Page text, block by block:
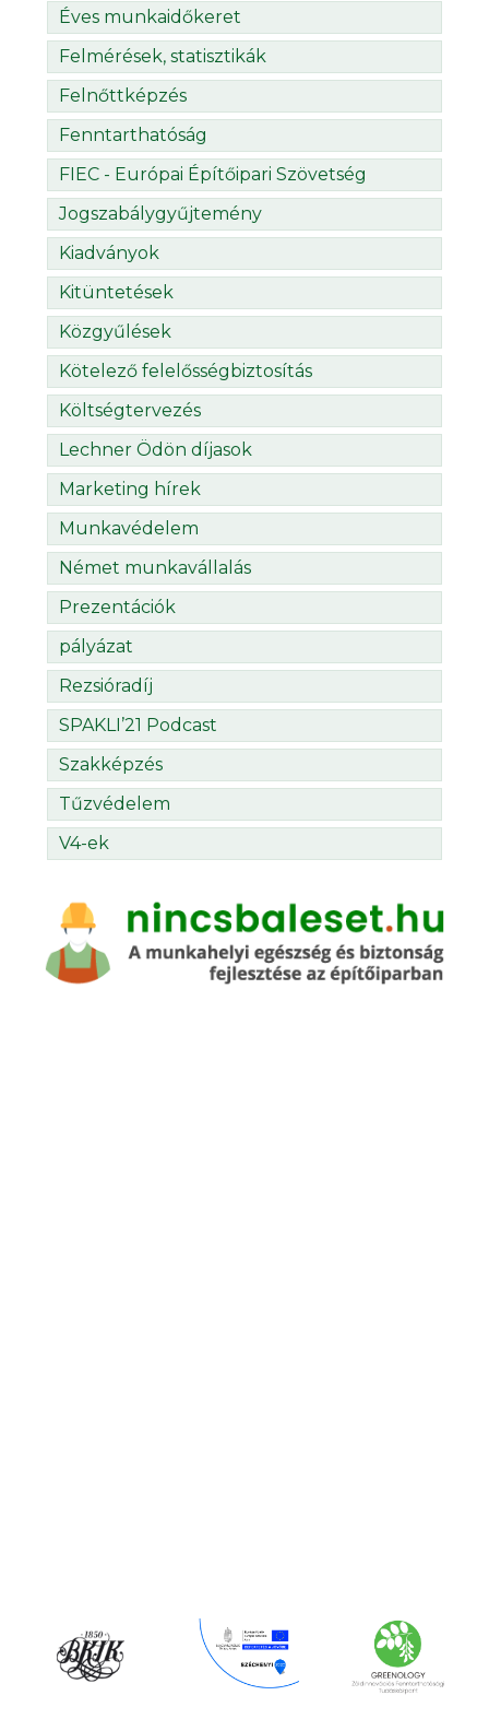
Éves munkaidőkeret
Felmérések, statisztikák
Felnőttképzés
Fenntarthatóság
FIEC - Európai Építőipari Szövetség
Jogszabálygyűjtemény
Kiadványok
Kitüntetések
Közgyűlések
Kötelező felelősségbiztosítás
Költségtervezés
Lechner Ödön díjasok
Marketing hírek
Munkavédelem
Német munkavállalás
Prezentációk
pályázat
Rezsióradíj
SPAKLI’21 Podcast
Szakképzés
Tűzvédelem
V4-ek